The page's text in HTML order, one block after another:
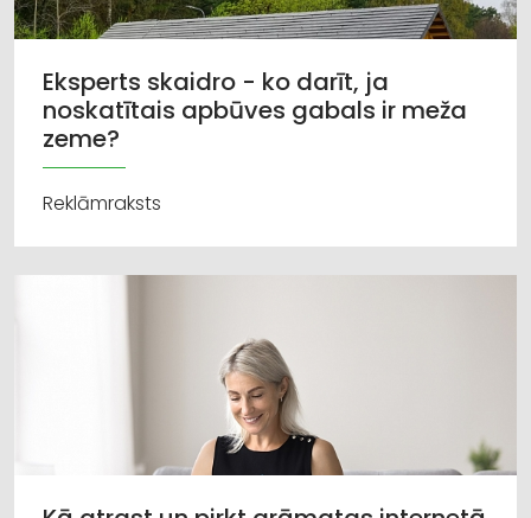
Eksperts skaidro - ko darīt, ja
noskatītais apbūves gabals ir meža
zeme?
Reklāmraksts